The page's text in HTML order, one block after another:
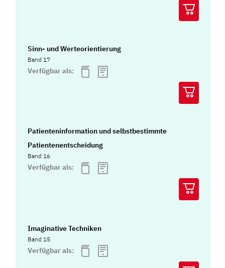
Sinn- und Werteorientierung
Band 17
Verfügbar als:
Patienteninformation und selbstbestimmte
Patientenentscheidung
Band 16
Verfügbar als:
Imaginative Techniken
Band 15
Verfügbar als: